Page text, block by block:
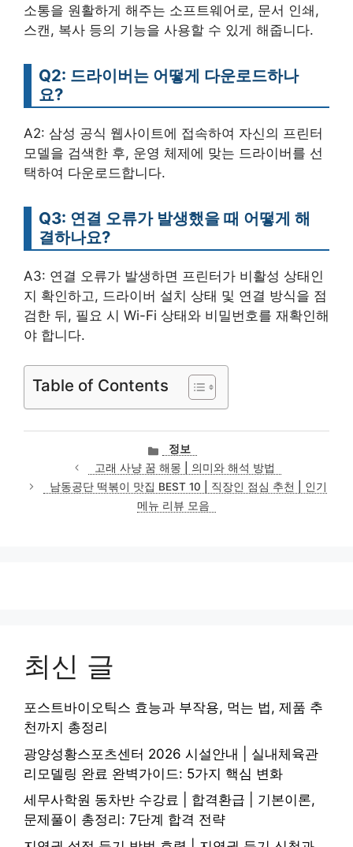
소통을 원활하게 해주는 소프트웨어로, 문서 인쇄,
스캔, 복사 등의 기능을 사용할 수 있게 해줍니다.
Q2: 드라이버는 어떻게 다운로드하나
요?
A2: 삼성 공식 웹사이트에 접속하여 자신의 프린터
모델을 검색한 후, 운영 체제에 맞는 드라이버를 선
택하여 다운로드합니다.
Q3: 연결 오류가 발생했을 때 어떻게 해
결하나요?
A3: 연결 오류가 발생하면 프린터가 비활성 상태인
지 확인하고, 드라이버 설치 상태 및 연결 방식을 점
검한 뒤, 필요 시 Wi-Fi 상태와 비밀번호를 재확인해
야 합니다.
Table of Contents
카
테
고
리
정보
고래 사냥 꿈 해몽 | 의미와 해석 방법
남동공단 떡볶이 맛집 BEST 10 | 직장인 점심 추천 | 인기
메뉴 리뷰 모음
최신 글
포스트바이오틱스 효능과 부작용, 먹는 법, 제품 추
천까지 총정리
광양성황스포츠센터 2026 시설안내 | 실내체육관
리모델링 완료 완벽가이드: 5가지 핵심 변화
세무사학원 동차반 수강료 | 합격환급 | 기본이론,
문제풀이 총정리: 7단계 합격 전략